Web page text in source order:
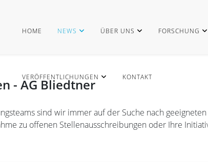
HOME NEWS ÜBER UNS FORSCHUNG
VERÖFFENTLICHUNGEN KONTAKT
- AG Bliedtner
sind wir immer auf der Suche nach
zu offenen Stellenausschreibungen oder Ihre